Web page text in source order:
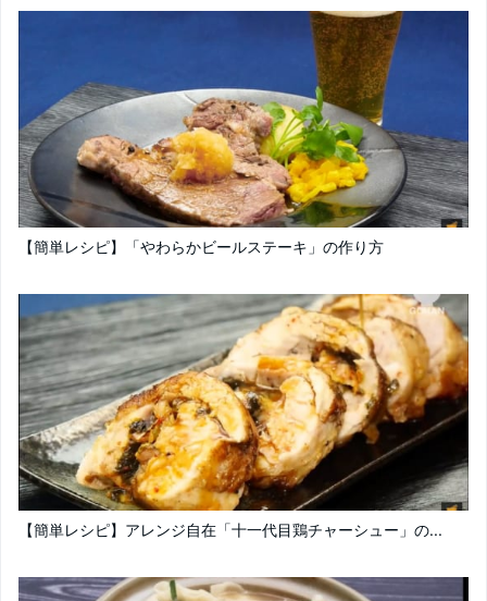
【簡単レシピ】「やわらかビールステーキ」の作り方
【簡単レシピ】アレンジ自在「十一代目鶏チャーシュー」の...